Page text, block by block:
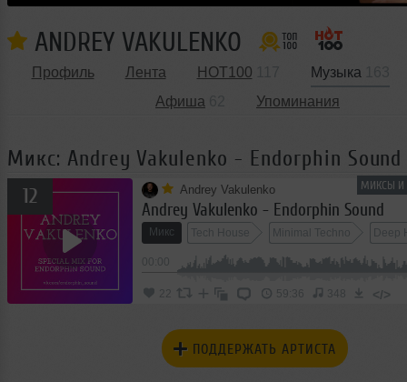
ANDREY VAKULENKO
Профиль Лента HOT100 Музыка
Афиша
Упоминания
Микс: Andrey Vakulenko - Endorphin Sound
МИКСЫ И
12 Andrey Vakulenko
Andrey Vakulenko - Endorphin Sound
Микс Tech House Minimal Techno Deep
Deep Techno
22 59:36 348 </>
ПОДДЕРЖАТЬ АРТИСТА